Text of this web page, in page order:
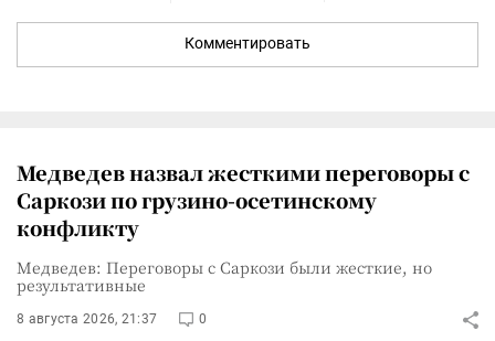
Комментировать
Медведев назвал жесткими переговоры с
Саркози по грузино-осетинскому
конфликту
Медведев: Переговоры с Саркози были жесткие, но
результативные
8 августа 2026, 21:37 0